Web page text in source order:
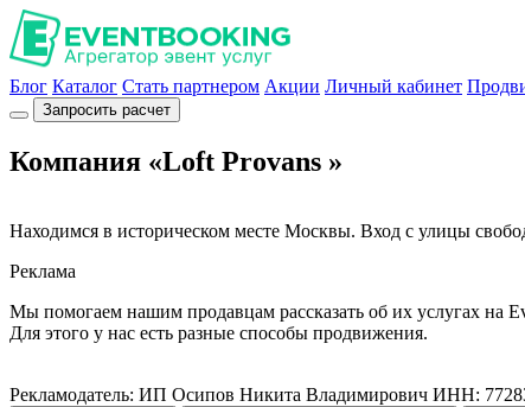
Блог Каталог Стать партнером Акции Личный кабинет
Запросить расчет
Компания «Loft Provans »
Находимся в историческом месте Москвы. Вход с улицы
Реклама
Мы помогаем нашим продавцам рассказать об их услугах на
Для этого у нас есть разные способы продвижения.
Рекламодатель: ИП Осипов Никита Владимирович ИНН: